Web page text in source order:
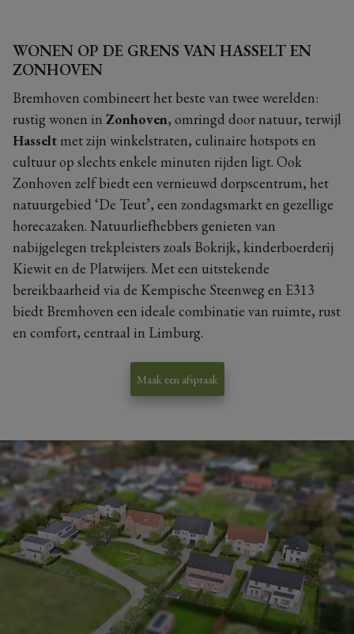
WONEN OP DE GRENS VAN HASSELT EN
ZONHOVEN
Bremhoven combineert het beste van twee werelden:
rustig wonen in Zonhoven, omringd door natuur, terwijl
Hasselt met zijn winkelstraten, culinaire hotspots en
cultuur op slechts enkele minuten rijden ligt. Ook
Zonhoven zelf biedt een vernieuwd dorpscentrum, het
natuurgebied ‘De Teut’, een zondagsmarkt en gezellige
horecazaken. Natuurliefhebbers genieten van
nabijgelegen trekpleisters zoals Bokrijk, kinderboerderij
Kiewit en de Platwijers. Met een uitstekende
bereikbaarheid via de Kempische Steenweg en E313
biedt Bremhoven een ideale combinatie van ruimte, rust
en comfort, centraal in Limburg.
Maak een afspraak